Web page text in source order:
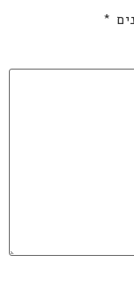
*